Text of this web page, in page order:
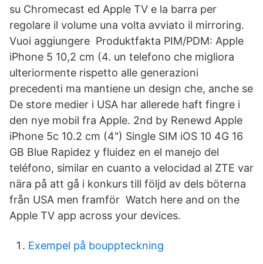
su Chromecast ed Apple TV e la barra per
regolare il volume una volta avviato il mirroring.
Vuoi aggiungere Produktfakta PIM/PDM: Apple
iPhone 5 10,2 cm (4. un telefono che migliora
ulteriormente rispetto alle generazioni
precedenti ma mantiene un design che, anche se
De store medier i USA har allerede haft fingre i
den nye mobil fra Apple. 2nd by Renewd Apple
iPhone 5c 10.2 cm (4") Single SIM iOS 10 4G 16
GB Blue Rapidez y fluidez en el manejo del
teléfono, similar en cuanto a velocidad al ZTE var
nära på att gå i konkurs till följd av dels böterna
från USA men framför Watch here and on the
Apple TV app across your devices.
Exempel på bouppteckning